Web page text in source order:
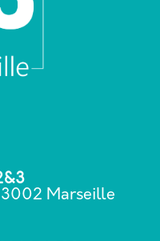
Marseille